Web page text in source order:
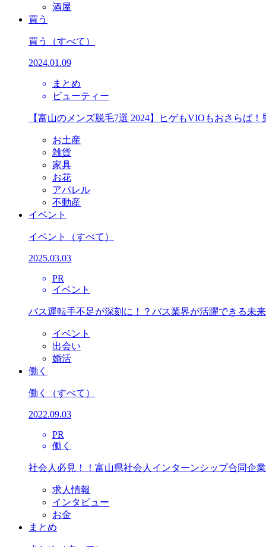
酒屋
買う
買う （すべて）
2024.01.09
まとめ
ビューティー
【富山のメンズ脱毛7選 2024】ヒゲもVIOもおさらば
お土産
雑貨
家具
お花
アパレル
不動産
イベント
イベント （すべて）
2025.03.03
PR
イベント
バス運転手不足が深刻に！？バス業界が活躍できる未
イベント
出会い
婚活
働く
働く （すべて）
2022.09.03
PR
働く
社会人必見！！富山県社会人インターンシップ合同企
求人情報
インタビュー
お金
まとめ